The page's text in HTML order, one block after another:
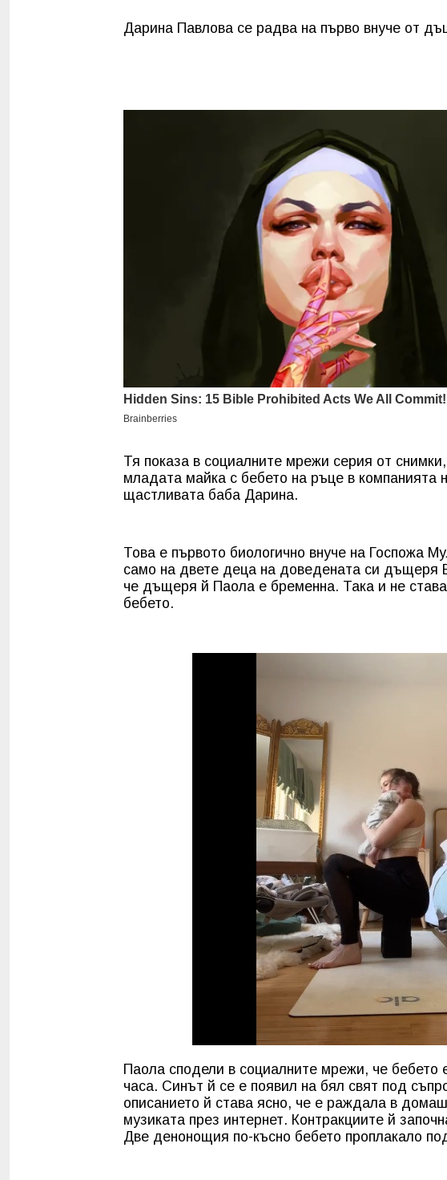
Дарина Павлова се радва на първо внуче от
Тя показа в социалните мрежи серия от
младата майка с бебето на ръце в компанията
щастливата баба Дарина.
Това е първото биологично внуче на Госпожа
само на двете деца на доведената си дъщеря
че дъщеря й Паола е бременна. Така и не
бебето.
Паола сподели в социалните мрежи, че
часа. Синът й се е появил на бял свят под
описанието й става ясно, че е раждала в
музиката през интернет. Контракциите й
Две денонощия по-късно бебето проплакало